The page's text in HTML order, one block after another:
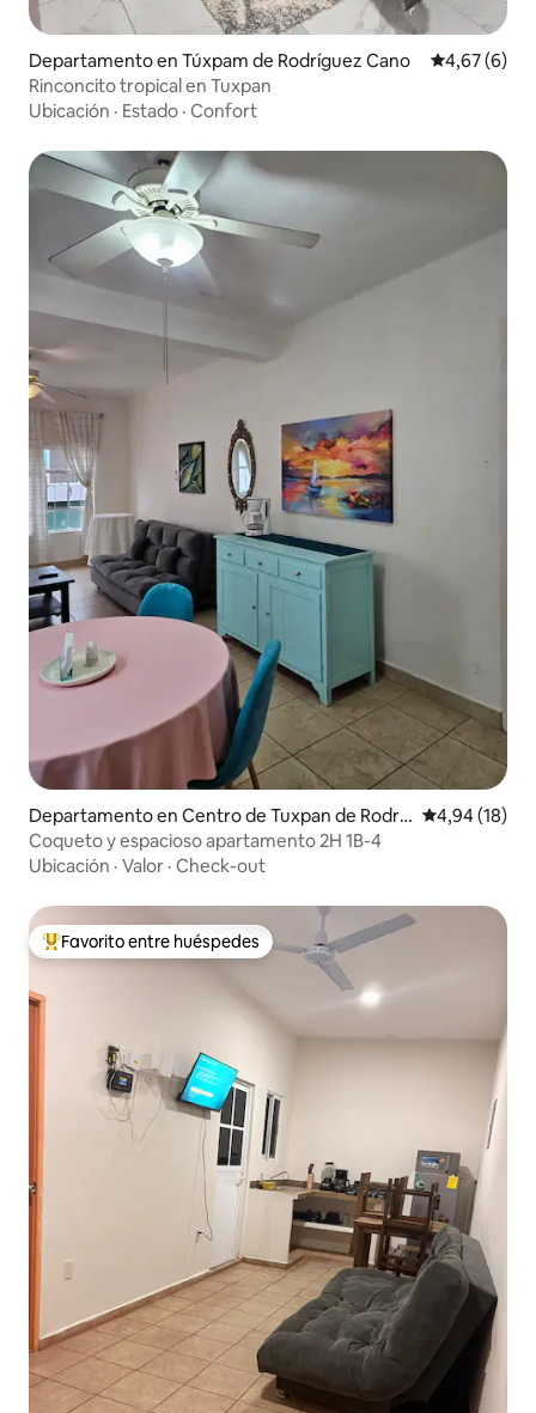
Departamento en Túxpam de Rodríguez Cano Calificación
4,67 (6)
Rinconcito tropical en Tuxpan
Ubicación · Estado · Confort
Departamento en Centro de Tuxpan de Rodrí
guez Cano
Calificación
4,94 (18)
Coqueto y espacioso apartamento 2H 1B-4
Ubicación · Valor · Check-out
Favorito entre los huéspedes más destacados
Favorito entre huéspedes